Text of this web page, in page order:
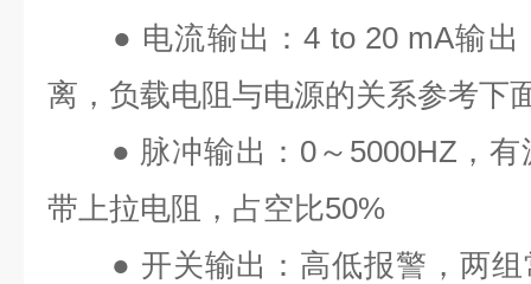
● 电流输出：4 to 20 mA输出
离，负载电阻与电源的关系参考下
● 脉冲输出： 0～ 5000HZ ，
带上拉电阻，占空比50%
● 开关输出：高低报警，两